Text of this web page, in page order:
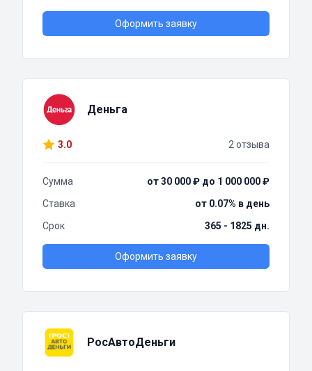
Оформить заявку
Деньга
3.0 2 отзыва
Сумма
от 30 000 ₽ до 1 000 000 ₽
Ставка
от 0.07% в день
Срок
365 - 1825 дн.
Оформить заявку
РосАвтоДеньги